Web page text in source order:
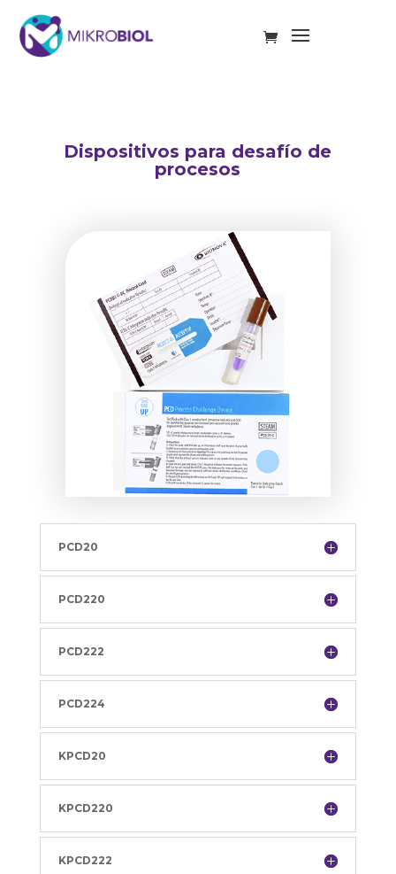
Dispositivos para desafío de
procesos
PCD20
PCD220
PCD222
PCD224
KPCD20
KPCD220
KPCD222